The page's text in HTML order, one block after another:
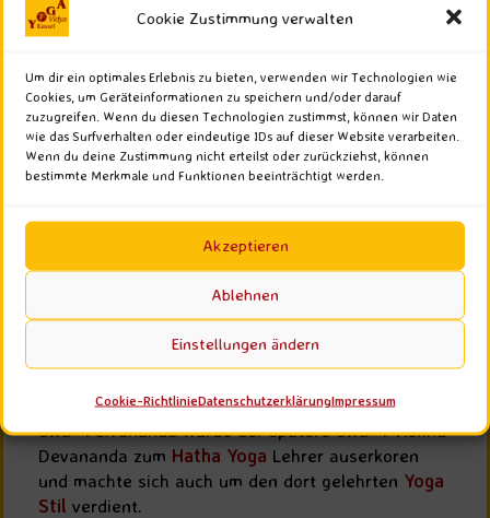
Cookie Zustimmung verwalten
Um dir ein optimales Erlebnis zu bieten, verwenden wir Technologien wie
Cookies, um Geräteinformationen zu speichern und/oder darauf
zuzugreifen. Wenn du diesen Technologien zustimmst, können wir Daten
wie das Surfverhalten oder eindeutige IDs auf dieser Website verarbeiten.
Wenn du deine Zustimmung nicht erteilst oder zurückziehst, können
bestimmte Merkmale und Funktionen beeinträchtigt werden.
Akzeptieren
Ablehnen
Einstellungen ändern
Cookie-RichtlinieDatenschutzerklärungImpressum
Swami Vishnu Devananda(1927 - 1993)
war ein direkter Schüler von Swami Sivananda; er
entdeckte während seiner Zeit beim indischen
auf eine wissenschaftliche Ausbildung hoffte, in
einem Papierkorb eine Schrift von Swami
Sivananda, reiste quer durch Indien und suchte ihn
in Rishikesh auf. Bald erkannte er in Swami
Sivananda seinen Guru und pendelte eine Zeit lang
zwischen seinem Militärstandort und dem Ashram
Swami Sivananda ganz in den Ashram zog. Von
Swami Sivananda wurde der spätere Swami Vishnu
Devananda zum Hatha Yoga Lehrer auserkoren
und machte sich auch um den dort gelehrten Yoga
Stil verdient.